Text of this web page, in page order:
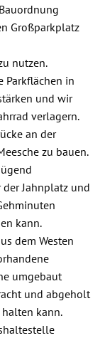
Großparkplatz
nutzen.
Parkflächen in
und wir
verlagern.
an der
zu bauen.
Jahnplatz und
kann.
dem Westen
umgebaut
und abgeholt
kann.